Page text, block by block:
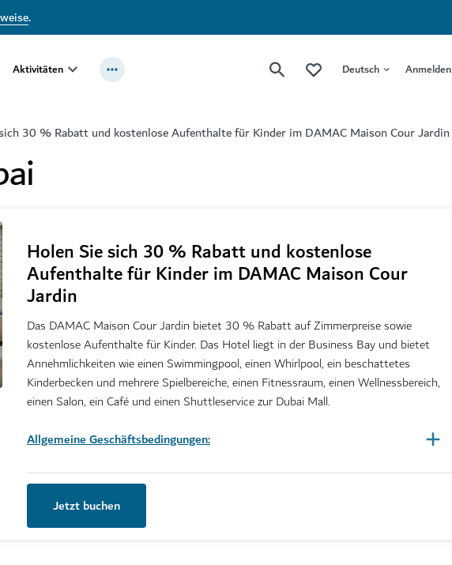
.
Aktivitäten Deutsch Anmelden
30 % Rabatt und kostenlose Aufenthalte für Kinder im DAMAC Maison Cour Jardin
Holen Sie sich 30 % Rabatt und kostenlose
Aufenthalte für Kinder im DAMAC Maison Cour
Jardin
Das DAMAC Maison Cour Jardin bietet 30 % Rabatt auf Zimmerpreise sowie
kostenlose Aufenthalte für Kinder. Das Hotel liegt in der Business Bay und bietet
Annehmlichkeiten wie einen Swimmingpool, einen Whirlpool, ein beschattetes
Kinderbecken und mehrere Spielbereiche, einen Fitnessraum, einen Wellnessbereich,
einen Salon, ein Café und einen Shuttleservice zur Dubai Mall.
Allgemeine Geschäftsbedingungen:
Jetzt buchen